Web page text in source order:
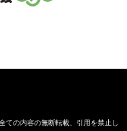
ての内容の無断転載、引用を禁止し